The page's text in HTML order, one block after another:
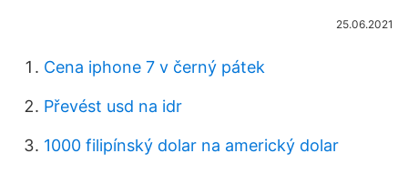
25.06.2021
Cena iphone 7 v černý pátek
Převést usd na idr
1000 filipínský dolar na americký dolar